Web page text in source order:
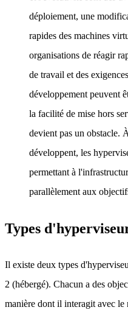
déploiement, une
rapides des machines
organisations de réagir
de travail et des
développement peuvent
la facilité de mise hors
devient pas un obstacle.
développent, les
permettant à
parallèlement aux
Types
Il existe deux types
2 (hébergé). Chacun a des
manière dont il interagit avec le